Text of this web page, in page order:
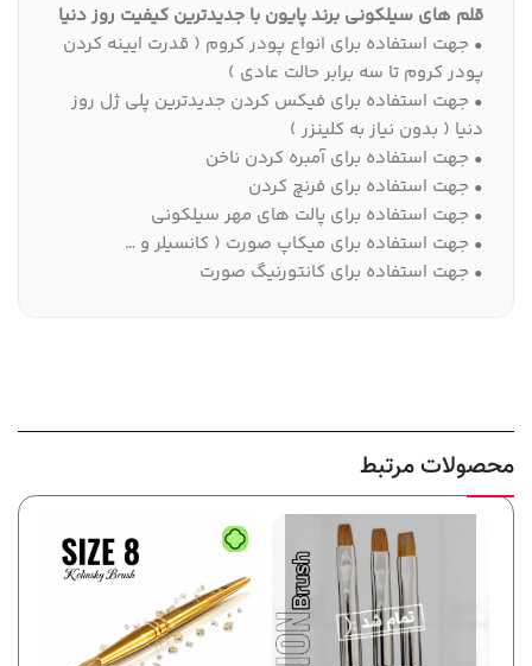
قلم های سیلکونی برند پایون با جدیدترین کیفیت روز دنیا
• جهت استفاده برای انواع پودر کروم ( قدرت ایینه کردن
پودر کروم تا سه برابر حالت عادی )
• جهت استفاده برای فیکس کردن جدیدترین پلی ژل روز
دنیا ( بدون نیاز به کلینزر )
• جهت استفاده برای آمبره کردن ناخن
• جهت استفاده برای فرنچ کردن
• جهت استفاده برای پالت های مهر سیلکونی
• جهت استفاده برای میکاپ صورت ( کانسیلر و …
• جهت استفاده برای کانتورنیگ صورت
محصولات مرتبط